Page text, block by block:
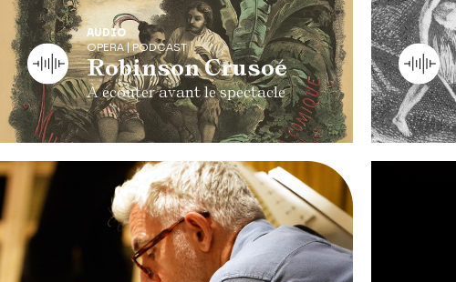
AUDIO
OPERA | PODCAST
Robinson Crusoé
À écouter avant le spectacle